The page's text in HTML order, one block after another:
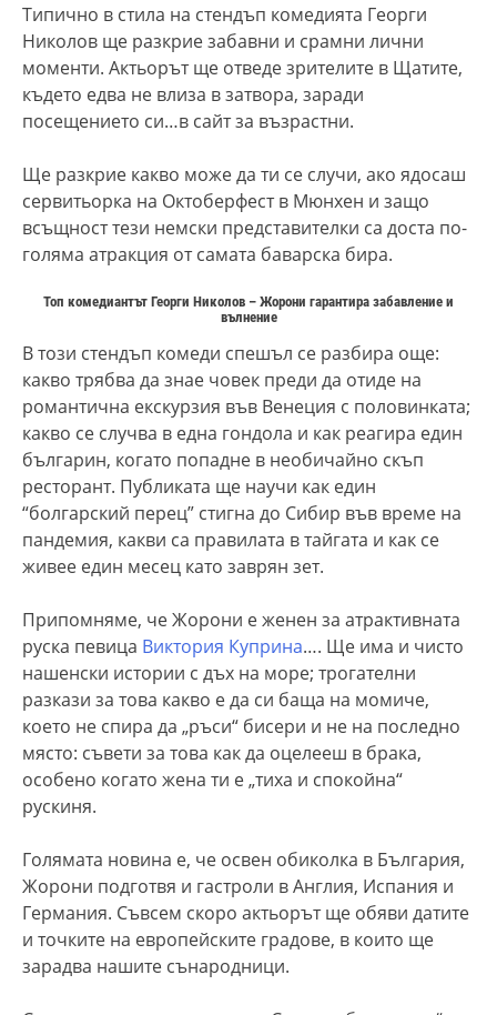
Типично в стила на стендъп комедията Георги
Николов ще разкрие забавни и срамни лични
моменти. Актьорът ще отведе зрителите в Щатите,
където едва не влиза в затвора, заради
посещението си…в сайт за възрастни.
Ще разкрие какво може да ти се случи, ако ядосаш
сервитьорка на Октоберфест в Мюнхен и защо
всъщност тези немски представителки са доста по-
голяма атракция от самата баварска бира.
Топ комедиантът Георги Николов – Жорони гарантира забавление и
вълнение
В този стендъп комеди спешъл се разбира още:
какво трябва да знае човек преди да отиде на
романтична екскурзия във Венеция с половинката;
какво се случва в една гондола и как реагира един
българин, когато попадне в необичайно скъп
ресторант. Публиката ще научи как един
“болгарский перец” стигна до Сибир във време на
пандемия, какви са правилата в тайгата и как се
живее един месец като заврян зет.
Припомняме, че Жорони е женен за атрактивната
руска певица Виктория Куприна…. Ще има и чисто
нашенски истории с дъх на море; трогателни
разкази за това какво е да си баща на момиче,
което не спира да „ръси“ бисери и не на последно
място: съвети за това как да оцелееш в брака,
особено когато жена ти е „тиха и спокойна“
рускиня.
Голямата новина е, че освен обиколка в България,
Жорони подготвя и гастроли в Англия, Испания и
Германия. Съвсем скоро актьорът ще обяви датите
и точките на европейските градове, в които ще
зарадва нашите сънародници.